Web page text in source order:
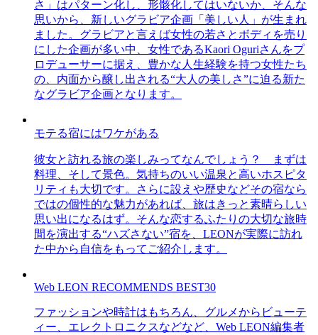
さ」はパターン化し、形骸化してはいないか、そんな
思いから、新しいグラビア企画「美しい人」が生まれ
ました。グラビアと言えば女性の若さとボディを売り
にした企画が多い中、女性であるKaori Oguriさんをプ
ロデューサーに据え、豊かな人生経験を持つ女性たち
の、内面から醸し出される“大人の美しさ”に迫る新た
なグラビア企画となります。
モテる宿にはワケがある
彼女と訪れる旅の楽しみってなんでしょう？ まずは
料理、そして景色。気持ちのいい温泉と高いホスピタ
リティも大切です。さらに設えや歴史などその宿なら
ではの個性的な魅力があれば、旅はきっと素晴らしい
思い出になるはず。そんな恋するふたりの大切な旅時
間を演出する“ハズさない”宿を、LEONが実際に訪れ
た中から自信をもってご紹介します。
Web LEON RECOMMENDS BEST30
ファッションや時計はもちろん、グルメからビューテ
ィー、エレクトロニクスなどなど、Web LEON編集者